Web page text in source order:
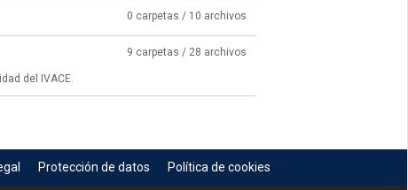
0 carpetas / 10 archivos
9 carpetas / 28 archivos
del IVACE.
Protección de datos Política de cookies